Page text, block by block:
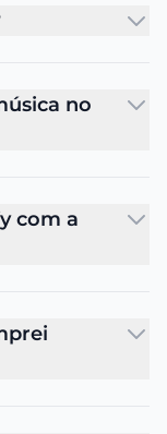
no
com a